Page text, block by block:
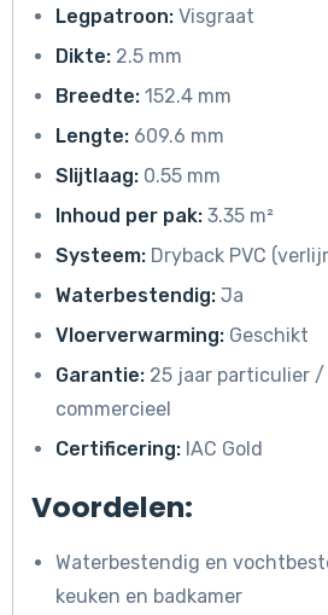
Legpatroon: Visgraat
Dikte: 2.5 mm
Breedte: 152.4 mm
Lengte: 609.6 mm
Slijtlaag: 0.55 mm
Inhoud per pak: 3.35 m²
Systeem: Dryback PVC
Waterbestendig: Ja
Vloerverwarming: Geschikt
Garantie: 25 jaar particulier /
commercieel
Certificering: IAC Gold
Voordelen:
Waterbestendig en
keuken en badkamer